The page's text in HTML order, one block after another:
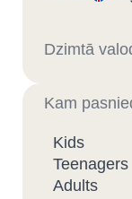
Dzimtā
Kam
Kids
Teenagers
Adults